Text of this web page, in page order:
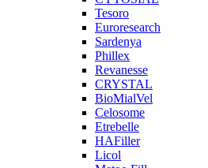
Tesoro
Euroresearch
Sardenya
Phillex
Revanesse
CRYSTAL
BioMialVel
Celosome
Etrebelle
HAFiller
Licol